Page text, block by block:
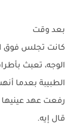
بعد وقت
كانت تجلس فوق
الوجه، تعبث
الطبيبة بعدما
رفعت عهد
قال إيه.